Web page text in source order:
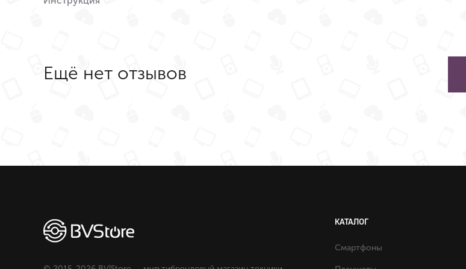
Ещё нет отзывов
КАТАЛОГ
Смартфоны